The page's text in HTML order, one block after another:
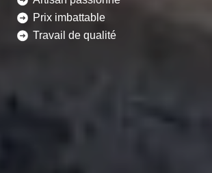
Prix imbattable
Travail de qualité